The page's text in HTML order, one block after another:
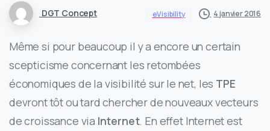
DGT Concept eVisibility 4 janvier 2016
Même si pour beaucoup il y a encore un certain
scepticisme concernant les retombées
économiques de la visibilité sur le net, les TPE
devront tôt ou tard chercher de nouveaux vecteurs
de croissance via Internet. En effet Internet est